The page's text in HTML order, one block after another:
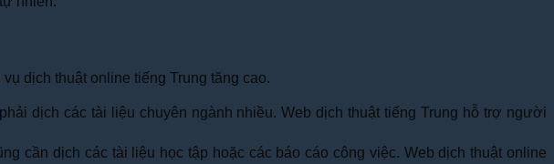
dịch thuật online tiếng Trung tăng cao.
dịch các tài liệu chuyên ngành nhiều. Web dịch thuật tiếng Trung hỗ trợ người
cần dịch các tài liệu học tập hoặc các báo cáo công việc. Web dịch thuật online